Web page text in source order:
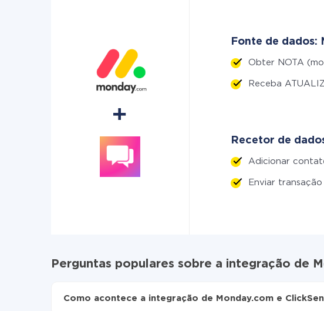
Fonte de dados:
Obter NOTA
Receba
Recetor de
Adicionar
Enviar transação
Perguntas populares sobre a integração de
Como acontece a integração de Monday.com e